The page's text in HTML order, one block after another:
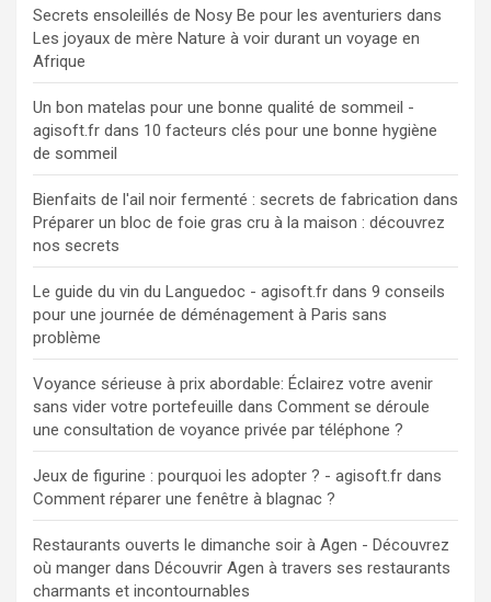
Secrets ensoleillés de Nosy Be pour les aventuriers dans
Les joyaux de mère Nature à voir durant un voyage en
Afrique
Un bon matelas pour une bonne qualité de sommeil -
agisoft.fr dans 10 facteurs clés pour une bonne hygiène
de sommeil
Bienfaits de l'ail noir fermenté : secrets de fabrication dans
Préparer un bloc de foie gras cru à la maison : découvrez
nos secrets
Le guide du vin du Languedoc - agisoft.fr dans 9 conseils
pour une journée de déménagement à Paris sans
problème
Voyance sérieuse à prix abordable: Éclairez votre avenir
sans vider votre portefeuille dans Comment se déroule
une consultation de voyance privée par téléphone ?
Jeux de figurine : pourquoi les adopter ? - agisoft.fr dans
Comment réparer une fenêtre à blagnac ?
Restaurants ouverts le dimanche soir à Agen - Découvrez
où manger dans Découvrir Agen à travers ses restaurants
charmants et incontournables